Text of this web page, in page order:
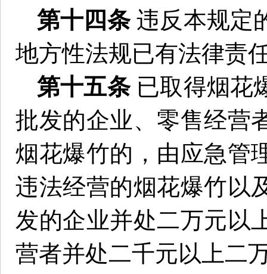
第十四条违反本规定
地方性法规已有法律责
第十五条 已取得烟花
批发的企业、零售经营
烟花爆竹的，由应急管
违法经营的烟花爆竹以
发的企业并处二万元以
营者并处二千元以上二